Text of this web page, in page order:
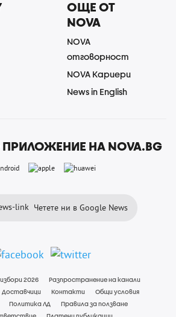
ОЩЕ ОТ
NOVA
NOVA
отговорност
NOVA Кариери
News in English
НА NOVA.BG
Четете ни в Google News
2026
Разпространение на канали
Доставчици Контакти
Общи условия
Политика ЛД
Правила за ползване